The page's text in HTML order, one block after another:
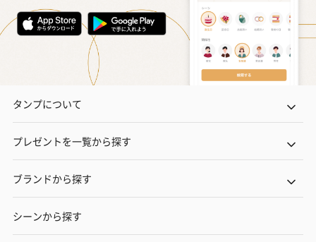
タンプについて
プレゼントを一覧から探す
ブランドから探す
シーンから探す